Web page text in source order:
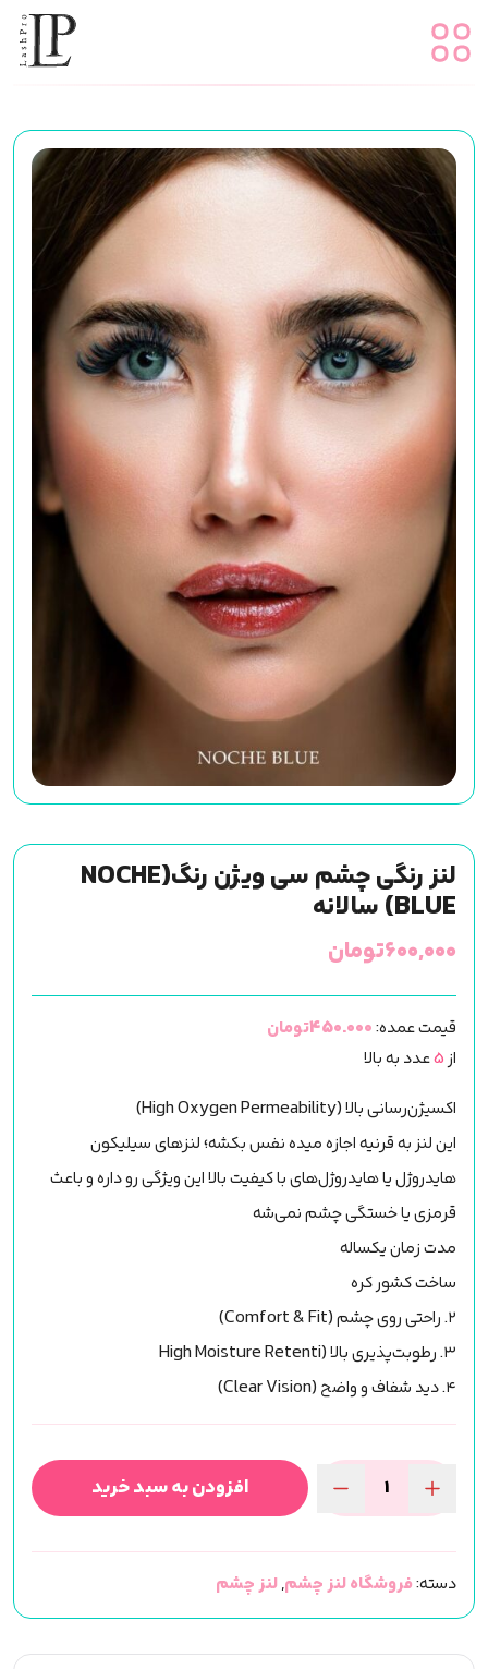
لنز رنگی چشم سی ویژن رنگ(NOCHE
BLUE) سالانه
۶۰۰,۰۰۰تومان
قیمت عمده:450.000تومان
از5عدد به بالا
اکسیژن‌رسانی بالا (High Oxygen Permeability)
اين لنز به قرنیه اجازه ميده نفس بکشه؛ لنزهای سیلیکون
هایدروژل یا هایدروژل‌های با کیفیت بالا این ویژگی رو داره و باعث
قرمزی یا خستگی چشم نمی‌شه
مدت زمان یکساله
ساخت کشور کره
۲. راحتی روی چشم (Comfort & Fit)
۳. رطوبت‌پذیری بالا (High Moisture Retenti
۴. دید شفاف و واضح (Clear Vision)
سی
ویژن
رنگ(NOCHE
افزودن به سبد خرید
دسته:فروشگاه لنز چشم,لنز چشم